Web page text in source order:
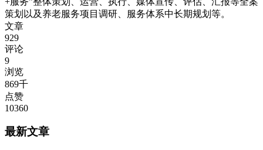
策划以及养老服务项目调研、服务体系中长期规划等。
文章
929
评论
9
浏览
869千
点赞
10360
最新文章